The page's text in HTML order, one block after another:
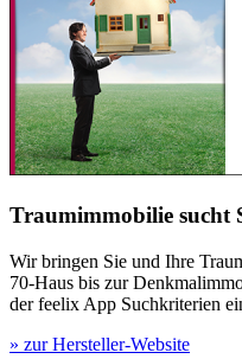
Traumimmobilie sucht
Wir bringen Sie und Ihre
70-Haus bis zur
der feelix App Suchkriterien
» zur Hersteller-Website